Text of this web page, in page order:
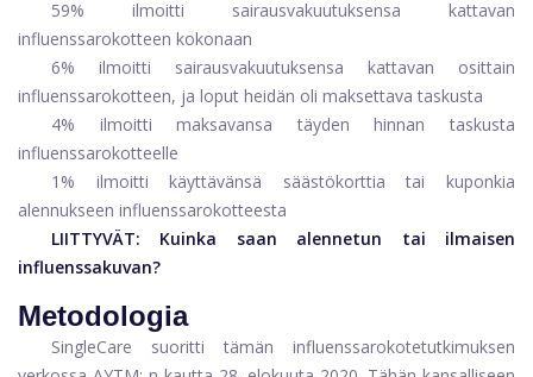
59% ilmoitti sairausvakuutuksensa kattavan
influenssarokotteen kokonaan
6% ilmoitti sairausvakuutuksensa kattavan osittain
influenssarokotteen, ja loput heidän oli maksettava taskusta
4% ilmoitti maksavansa täyden hinnan taskusta
influenssarokotteelle
1% ilmoitti käyttävänsä säästökorttia tai kuponkia
alennukseen influenssarokotteesta
LIITTYVÄT:
Kuinka saan alennetun tai ilmaisen
influenssakuvan?
Metodologia
SingleCare suoritti tämän influenssarokotetutkimuksen